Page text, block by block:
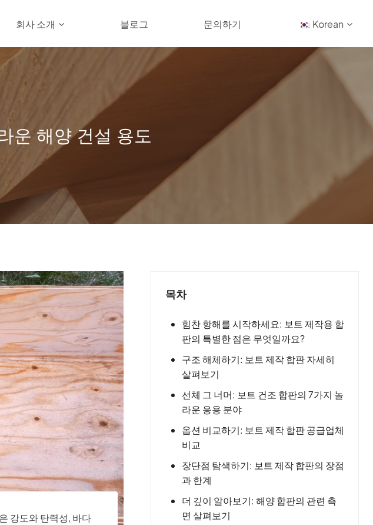
회사 소개 블로그 문의하기 Korean
운 해양 건설 용도
강도와 탄력성, 바다
목차
힘찬 항해를 시작하세요: 보트 제작용 합
판의 특별한 점은 무엇일까요?
구조 해체하기: 보트 제작 합판 자세히
살펴보기
선체 그 너머: 보트 건조 합판의 7가지 놀
라운 응용 분야
옵션 비교하기: 보트 제작 합판 공급업체
비교
장단점 탐색하기: 보트 제작 합판의 장점
과 한계
더 깊이 알아보기: 해양 합판의 관련 측
면 살펴보기